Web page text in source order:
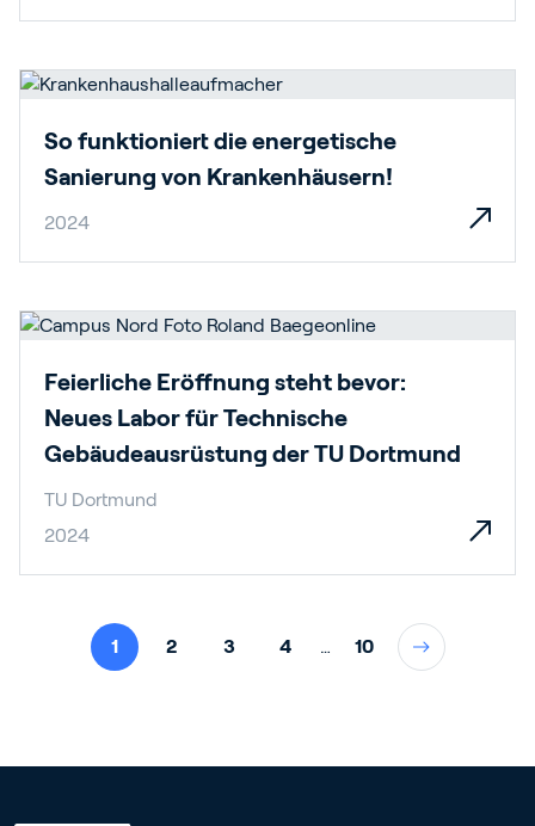
So funktioniert die energetische
Sanierung von Krankenhäusern!
2024
Feierliche Eröffnung steht bevor:
Neues Labor für Technische
Gebäudeausrüstung der TU Dortmund
TU Dortmund
2024
1 2 3 4 … 10